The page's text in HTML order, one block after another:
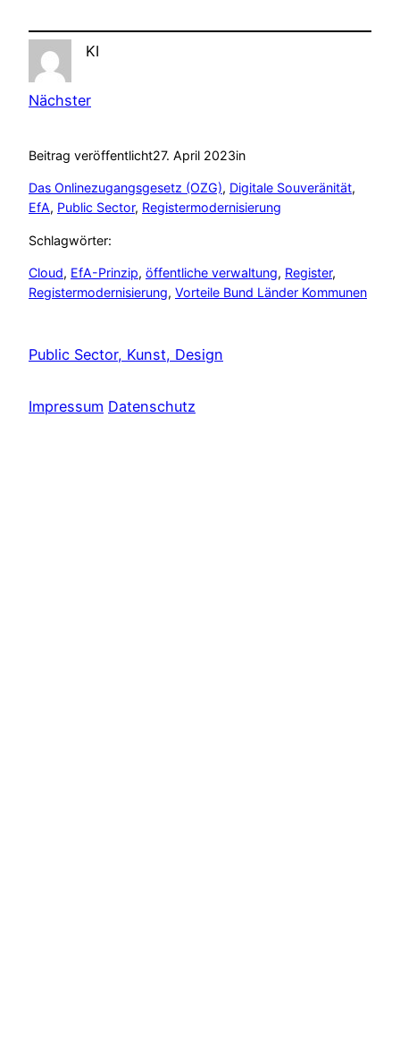
KI
Nächster
Beitrag veröffentlicht27. April 2023in
Das Onlinezugangsgesetz (OZG), Digitale Souveränität
EfA, Public Sector, Registermodernisierung
Schlagwörter:
Cloud, EfA-Prinzip, öffentliche verwaltung, Register
Registermodernisierung, Vorteile Bund Länder Kommunen
Public Sector, Kunst, Design
Impressum Datenschutz